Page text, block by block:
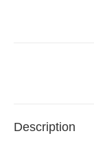
Description